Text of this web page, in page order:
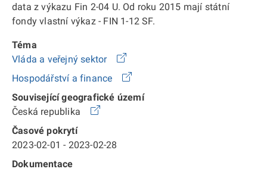
data z výkazu Fin 2-04 U. Od roku 2015 mají státní
fondy vlastní výkaz - FIN 1-12 SF.
Téma
Vláda a veřejný sektor
Hospodářství a finance
Související geografické území
Česká republika
Časové pokrytí
2023-02-01 - 2023-02-28
Dokumentace